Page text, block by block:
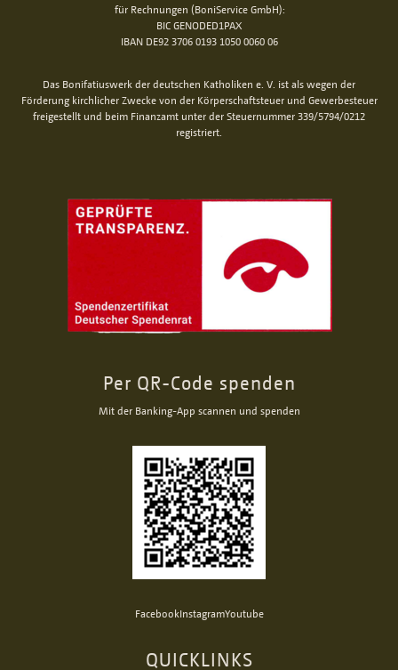
für Rechnungen (BoniService GmbH):
BIC GENODED1PAX
IBAN DE92 3706 0193 1050 0060 06
Das Bonifatiuswerk der deutschen Katholiken e. V. ist als wegen der
Förderung kirchlicher Zwecke von der Körperschaftsteuer und Gewerbesteuer
freigestellt und beim Finanzamt unter der Steuernummer 339/5794/0212
registriert.
Per QR-Code spenden
Mit der Banking-App scannen und spenden
FacebookInstagramYoutube
QUICKLINKS